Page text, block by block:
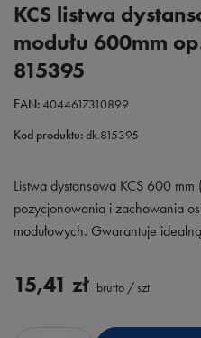
KCS listwa
modułu 600mm
815395
EAN:4044617310899
Kod produktu:dk.815395
Listwa dystansowa KCS 600
pozycjonowania i zachowania
modułowych. Gwarantuje
15,41 zł brutto / szt.